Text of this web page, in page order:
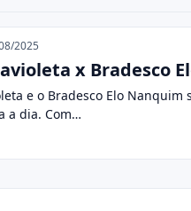
2025
x Bradesco
e o Bradesco Elo
a dia. Com…